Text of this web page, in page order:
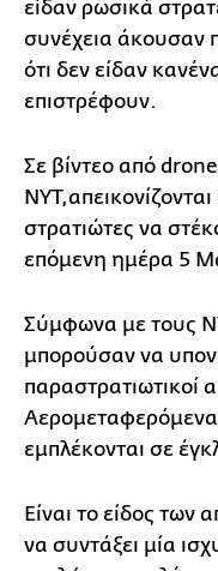
είδαν ρωσικά
συνέχεια άκουσαν
ότι δεν είδαν
επιστρέφουν.
Σε βίντεο από
στρατιώτες να
επόμενη ημέρα 5
Σύμφωνα με τους
μπορούσαν να
παραστρατιωτικοί
εμπλέκονται σε
Είναι το είδος
να συντάξει μία